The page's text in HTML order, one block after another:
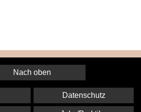
Nach oben
Datenschutz